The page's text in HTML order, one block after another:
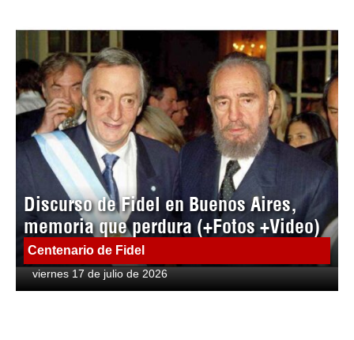
Discurso de Fidel en Buenos Aires,
memoria que perdura (+Fotos +Video)
Centenario de Fidel
viernes 17 de julio de 2026